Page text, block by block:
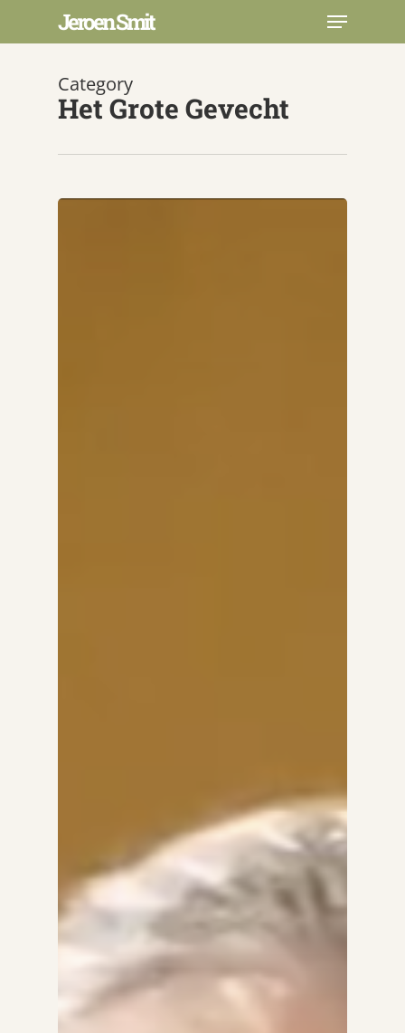
main
Jeroen Smit Menu
Category
Het Grote Gevecht